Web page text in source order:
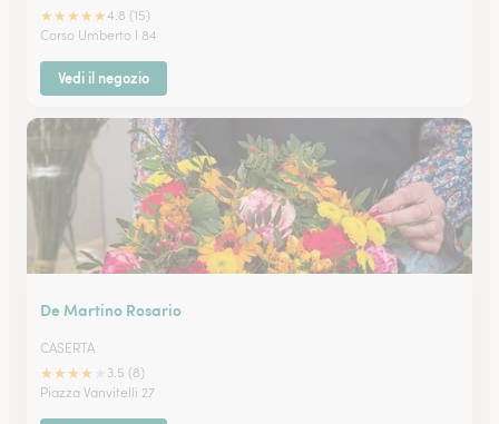
★★★★★4.8 (15)
Corso Umberto I 84
Vedi il negozio
De Martino Rosario
CASERTA
★★★★
3.5 (8)
Piazza Vanvitelli 27